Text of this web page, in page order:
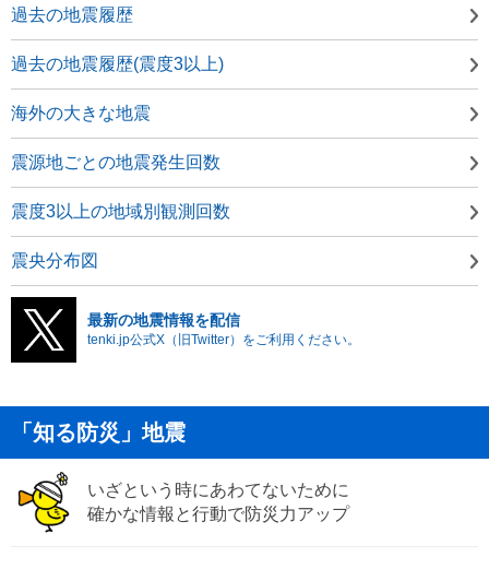
過去の地震履歴
過去の地震履歴(震度3以上)
海外の大きな地震
震源地ごとの地震発生回数
震度3以上の地域別観測回数
震央分布図
最新の地震情報を配信
tenki.jp公式X（旧Twitter）をご利用ください。
「知る防災」地震
いざという時にあわてないために
確かな情報と行動で防災力アップ